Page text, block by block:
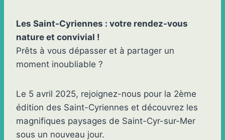
Les Saint-Cyriennes : votre rendez-vous
nature et convivial !
Prêts à vous dépasser et à partager un
moment inoubliable ?
Le 5 avril 2025, rejoignez-nous pour la 2ème
édition des Saint-Cyriennes et découvrez les
magnifiques paysages de Saint-Cyr-sur-Mer
sous un nouveau jour.